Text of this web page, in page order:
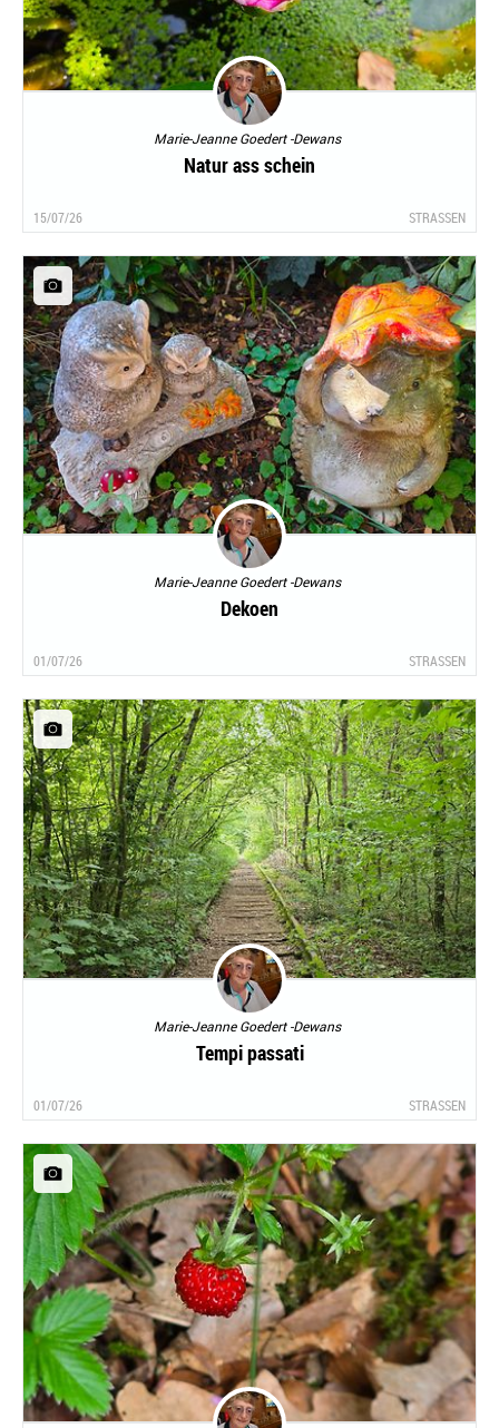
Marie-Jeanne Goedert -Dewans
Natur ass schein
15/07/26 STRASSEN
Marie-Jeanne Goedert -Dewans
Dekoen
01/07/26 STRASSEN
Marie-Jeanne Goedert -Dewans
Tempi passati
01/07/26 STRASSEN